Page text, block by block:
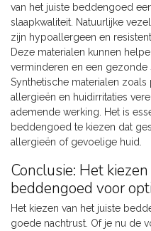
van het juiste beddengoed
slaapkwaliteit. Natuurlijke
zijn hypoallergeen en
Deze materialen kunnen
verminderen en een gezonde
Synthetische materialen
allergieën en huidirritaties
ademende werking. Het is
beddengoed te kiezen dat
allergieën of gevoelige huid.
Conclusie: Het
beddengoed voor
Het kiezen van het juiste
goede nachtrust. Of je nu de